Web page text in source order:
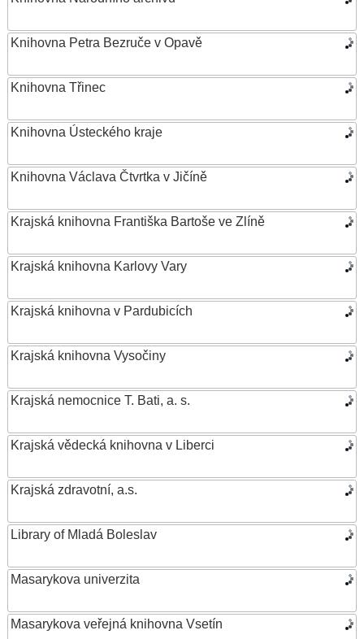
Knihovna Petra Bezruče v Opavě
Knihovna Třinec
Knihovna Ústeckého kraje
Knihovna Václava Čtvrtka v Jičíně
Krajská knihovna Františka Bartoše ve Zlíně
Krajská knihovna Karlovy Vary
Krajská knihovna v Pardubicích
Krajská knihovna Vysočiny
Krajská nemocnice T. Bati, a. s.
Krajská vědecká knihovna v Liberci
Krajská zdravotní, a.s.
Library of Mladá Boleslav
Masarykova univerzita
Masarykova veřejná knihovna Vsetín